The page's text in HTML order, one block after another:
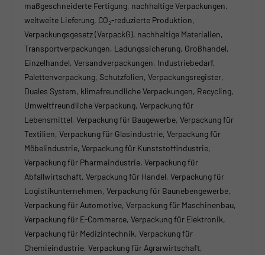
maßgeschneiderte Fertigung, nachhaltige Verpackungen,
weltweite Lieferung, CO₂-reduzierte Produktion,
Verpackungsgesetz (VerpackG), nachhaltige Materialien,
Transportverpackungen, Ladungssicherung, Großhandel,
Einzelhandel, Versandverpackungen, Industriebedarf,
Palettenverpackung, Schutzfolien, Verpackungsregister,
Duales System, klimafreundliche Verpackungen, Recycling,
Umweltfreundliche Verpackung, Verpackung für
Lebensmittel, Verpackung für Baugewerbe, Verpackung für
Textilien, Verpackung für Glasindustrie, Verpackung für
Möbelindustrie, Verpackung für Kunststoffindustrie,
Verpackung für Pharmaindustrie, Verpackung für
Abfallwirtschaft, Verpackung für Handel, Verpackung für
Logistikunternehmen, Verpackung für Baunebengewerbe,
Verpackung für Automotive, Verpackung für Maschinenbau,
Verpackung für E-Commerce, Verpackung für Elektronik,
Verpackung für Medizintechnik, Verpackung für
Chemieindustrie, Verpackung für Agrarwirtschaft,